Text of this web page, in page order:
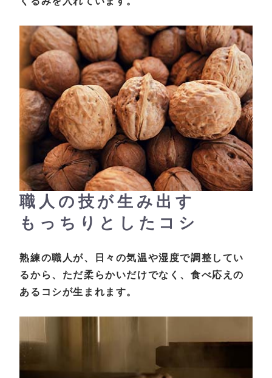
職人の技が生み出す
もっちりとしたコシ
熟練の職人が、日々の気温や湿度で調整してい
るから、ただ柔らかいだけでなく、食べ応えの
あるコシが生まれます。